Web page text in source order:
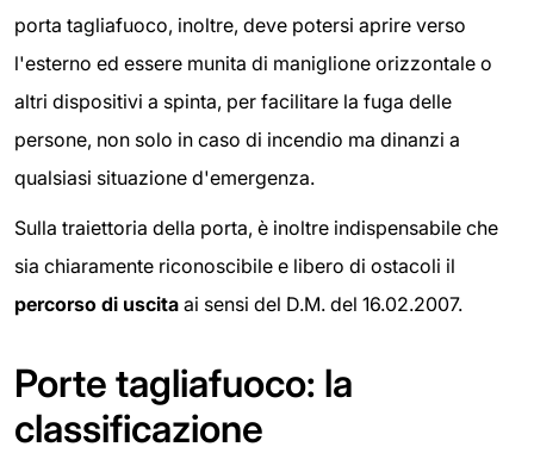
porta tagliafuoco, inoltre, deve potersi aprire verso
l'esterno ed essere munita di maniglione orizzontale o
altri dispositivi a spinta, per facilitare la fuga delle
persone, non solo in caso di incendio ma dinanzi a
qualsiasi situazione d'emergenza.
Sulla traiettoria della porta, è inoltre indispensabile che
sia chiaramente riconoscibile e libero di ostacoli il
percorso di uscita ai sensi del D.M. del 16.02.2007.
Porte tagliafuoco: la
classificazione